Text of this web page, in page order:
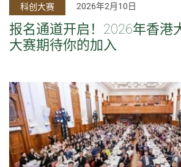
科创大赛 2026年2月10日
报名通道开启！2026年香港
大赛期待你的加入